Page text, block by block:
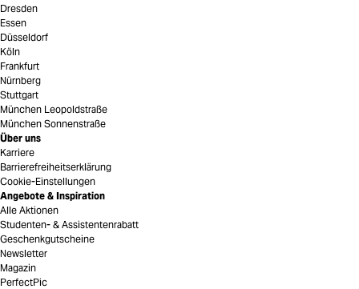
Dresden
Essen
Düsseldorf
Köln
Frankfurt
Nürnberg
Stuttgart
München Leopoldstraße
München Sonnenstraße
Über uns
Karriere
Barrierefreiheitserklärung
Cookie-Einstellungen
Angebote & Inspiration
Alle Aktionen
Studenten- & Assistentenrabatt
Geschenkgutscheine
Newsletter
Magazin
PerfectPic